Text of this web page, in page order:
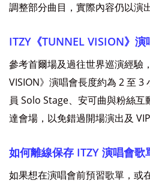
調整部分曲目，實際內容仍以演
ITZY《TUNNEL VISION》演
參考首爾場及過往世界巡演經驗
VISION》演唱會長度約為 2 至 3
員 Solo Stage、安可曲與粉絲
達會場，以免錯過開場演出及
如何離線保存 ITZY 演唱會歌
如果想在演唱會前預習歌單，或